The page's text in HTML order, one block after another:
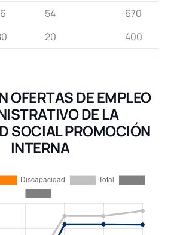
54
670
20 400
OFERTAS DE EMPLEO
DE LA
SOCIAL PROMOCIÓN
INTERNA